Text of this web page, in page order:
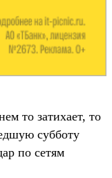
то затихает, то
субботу
по сетям